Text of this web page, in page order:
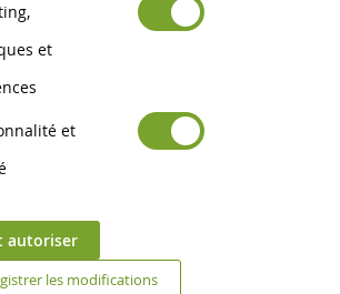
ECHELLE
1/32
Fullject
et
et
autoriser
les modifications